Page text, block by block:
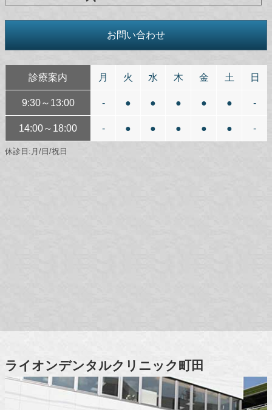
お問い合わせ
診療案内 月 火 水 木 金 土 日
9:30～13:00 - ● ● ● ● ● -
14:00～18:00 - ● ● ● ● ● -
休診日:月/日/祝日
ライオンデンタルクリニック町田